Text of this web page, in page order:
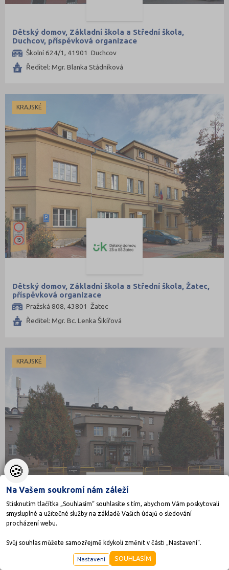
Dětský domov, Základní škola a Střední škola,
Duchcov, příspěvková organizace
Školní 624/1, 41901 Duchcov
Ředitel: Mgr. Blanka Stádníková
KRAJSKÉ
Dětský domov, Základní škola a Střední škola, Žatec,
příspěvková organizace
Pražská 808, 43801 Žatec
Ředitel: Mgr. Bc. Lenka Šikířová
KRAJSKÉ
Dětský domov, Základní škola speciální a Praktická
škola, Jaroměř
Palackého 142, 55101 Jaroměř
🍪
Na Vašem soukromí nám záleží
Stisknutím tlačítka „Souhlasím“ souhlasíte s tím, abychom Vám poskytovali
smysluplné a užitečné služby na základě Vašich údajů o sledování
procházení webu.
Svůj souhlas můžete samozřejmě kdykoli změnit v části „Nastavení“.
Nastavení SOUHLASÍM